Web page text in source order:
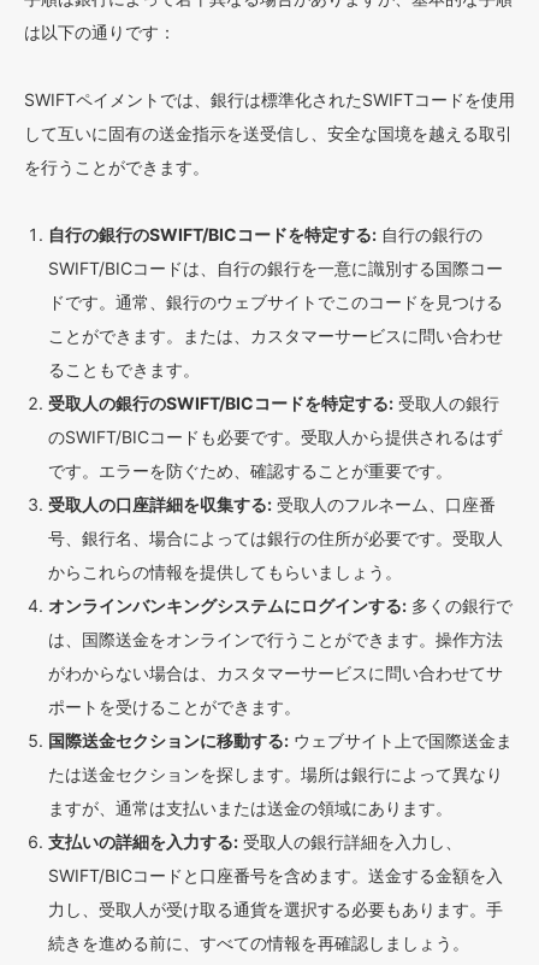
は以下の通りです：
SWIFTペイメントでは、銀行は標準化されたSWIFTコードを使用
して互いに固有の送金指示を送受信し、安全な国境を越える取引
を行うことができます。
自行の銀行のSWIFT/BICコードを特定する: 自行の銀行の
SWIFT/BICコードは、自行の銀行を一意に識別する国際コー
ドです。通常、銀行のウェブサイトでこのコードを見つける
ことができます。または、カスタマーサービスに問い合わせ
ることもできます。
受取人の銀行のSWIFT/BICコードを特定する: 受取人の銀行
のSWIFT/BICコードも必要です。受取人から提供されるはず
です。エラーを防ぐため、確認することが重要です。
受取人の口座詳細を収集する: 受取人のフルネーム、口座番
号、銀行名、場合によっては銀行の住所が必要です。受取人
からこれらの情報を提供してもらいましょう。
オンラインバンキングシステムにログインする: 多くの銀行で
は、国際送金をオンラインで行うことができます。操作方法
がわからない場合は、カスタマーサービスに問い合わせてサ
ポートを受けることができます。
国際送金セクションに移動する: ウェブサイト上で国際送金ま
たは送金セクションを探します。場所は銀行によって異なり
ますが、通常は支払いまたは送金の領域にあります。
支払いの詳細を入力する: 受取人の銀行詳細を入力し、
SWIFT/BICコードと口座番号を含めます。送金する金額を入
力し、受取人が受け取る通貨を選択する必要もあります。手
続きを進める前に、すべての情報を再確認しましょう。